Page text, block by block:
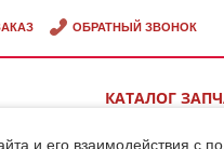
и его взаимодействия с
ОБРАТНЫЙ ЗВОНОК
КАТАЛОГ